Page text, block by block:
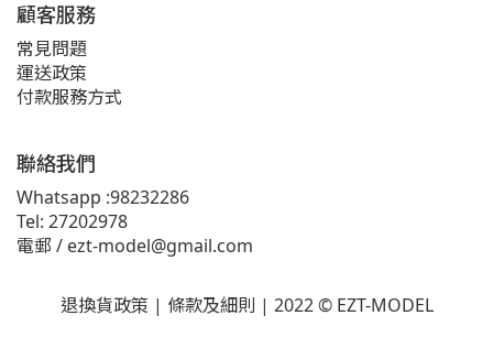
顧客服務
常見問題
運送政策
付款服務方式
聯絡我們
Whatsapp :98232286
Tel: 27202978
電郵 / ezt-model@gmail.com
退換貨政策 | 條款及細則 | 2022 © EZT-MODEL